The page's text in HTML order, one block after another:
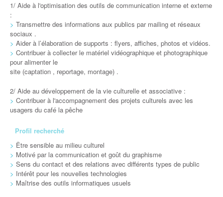
1/ Aide à l'optimisation des outils de communication interne et externe
:
> Transmettre des informations aux publics par mailing et réseaux
sociaux .
> Aider à l’élaboration de supports : flyers, affiches, photos et vidéos.
> Contribuer à collecter le matériel vidéographique et photographique
pour alimenter le
site (captation , reportage, montage) .
2/ Aide au développement de la vie culturelle et associative :
> Contribuer à l'accompagnement des projets culturels avec les
usagers du café la pêche
Profil recherché
> Être sensible au milieu culturel
> Motivé par la communication et goût du graphisme
> Sens du contact et des relations avec différents types de public
> Intérêt pour les nouvelles technologies
> Maîtrise des outils informatiques usuels